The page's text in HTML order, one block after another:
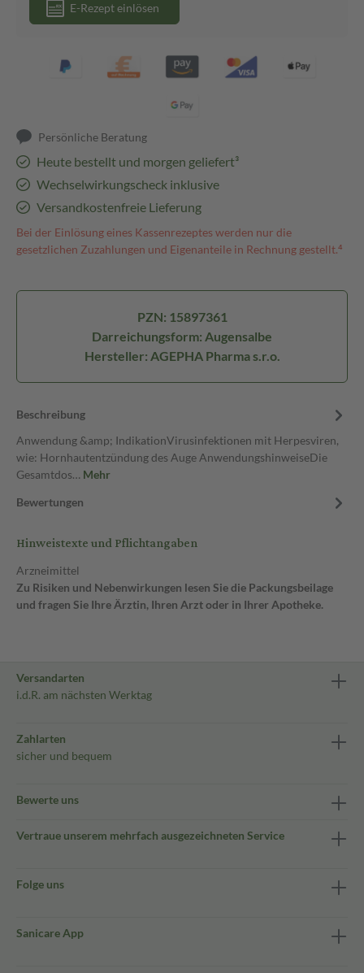
E-Rezept einlösen
Persönliche Beratung
Heute bestellt und morgen geliefert³
Wechselwirkungscheck inklusive
Versandkostenfreie Lieferung
Bei der Einlösung eines Kassenrezeptes werden nur die
gesetzlichen Zuzahlungen und Eigenanteile in Rechnung gestellt.⁴
PZN: 15897361
Darreichungsform: Augensalbe
Hersteller: AGEPHA Pharma s.r.o.
Beschreibung
Anwendung &amp; IndikationVirusinfektionen mit Herpesviren,
wie: Hornhautentzündung des Auge AnwendungshinweiseDie
Gesamtdos… Mehr
Bewertungen
Hinweistexte und Pflichtangaben
Arzneimittel
Zu Risiken und Nebenwirkungen lesen Sie die Packungsbeilage
und fragen Sie Ihre Ärztin, Ihren Arzt oder in Ihrer Apotheke.
Versandarten
i.d.R. am nächsten Werktag
Zahlarten
sicher und bequem
Bewerte uns
Vertraue unserem mehrfach ausgezeichneten Service
Folge uns
Sanicare App